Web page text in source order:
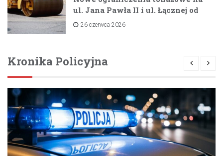
ul. Jana Pawła II i ul. Łącznej od
lipca 2026 roku
26 czerwca 2026
Kronika Policyjna